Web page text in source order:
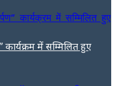
कार्यक्रम में सम्मिलित हुए